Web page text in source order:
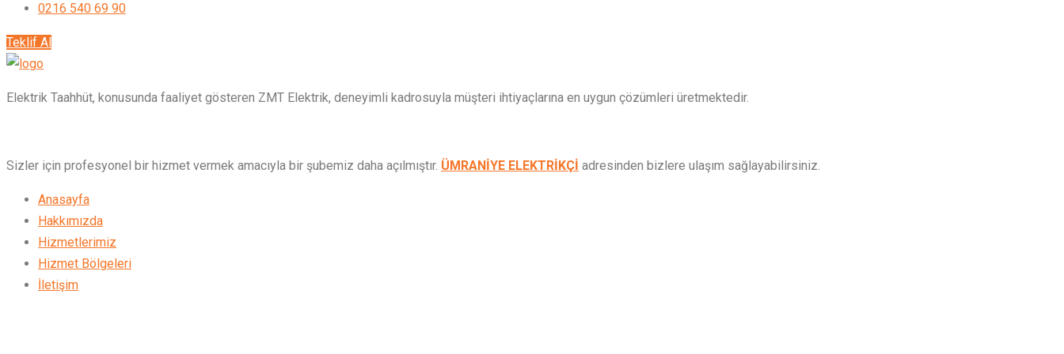
0216 540 69 90
Teklif Al
Elektrik Taahhüt, konusunda faaliyet gösteren ZMT Elektrik, deneyimli kadrosuyla müşteri ihtiyaçlarına en uygun çözümleri üretmektedir.
Sizler için profesyonel bir hizmet vermek amacıyla bir şubemiz daha açılmıştır. ÜMRANİYE ELEKTRİKÇİ adresinden bizlere ulaşım sağlayabilirsiniz.
Anasayfa
Hakkımızda
Hizmetlerimiz
Hizmet Bölgeleri
İletişim